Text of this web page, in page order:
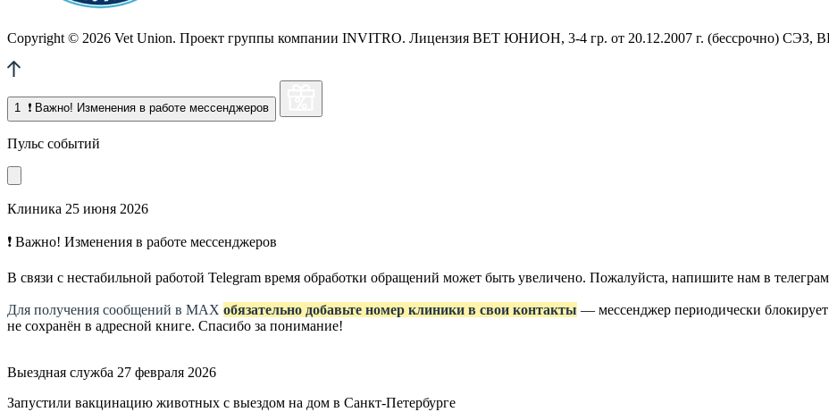
Copyright © 2026 Vet Union. Проект группы компании INVITRO. Лицензия ВЕТ ЮНИОН, 3-4 гр. от 20.12.2007 г. (бессрочно) СЭЗ,
1 ❗ Важно! Изменения в работе мессенджеров
Пульс событий
Клиника 25 июня 2026
❗ Важно! Изменения в работе мессенджеров
В связи с нестабильной работой Telegram время обработки обращений может быть увеличено. Пожалуйста, напишите нам в
Для получения сообщений в МАХ обязательно добавьте номер клиники в свои контакты — мессенджер периодически
не сохранён в адресной книге. Спасибо за понимание!
Выездная служба 27 февраля 2026
Запустили вакцинацию животных с выездом на дом в Санкт-Петербурге